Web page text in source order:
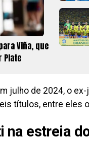
Viña, que
Plate
julho de 2024, o ex-
títulos, entre eles o
na estreia